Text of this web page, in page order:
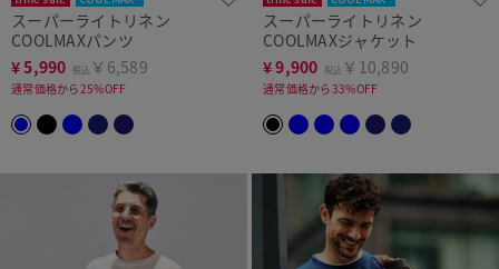
スーパーライトリネン
COOLMAXパンツ
¥5,990 税込 ￥6,589
通常価格から25%OFF
スーパーライトリネン
COOLMAXジャケット
¥9,900 税込 ￥10,890
通常価格から33%OFF